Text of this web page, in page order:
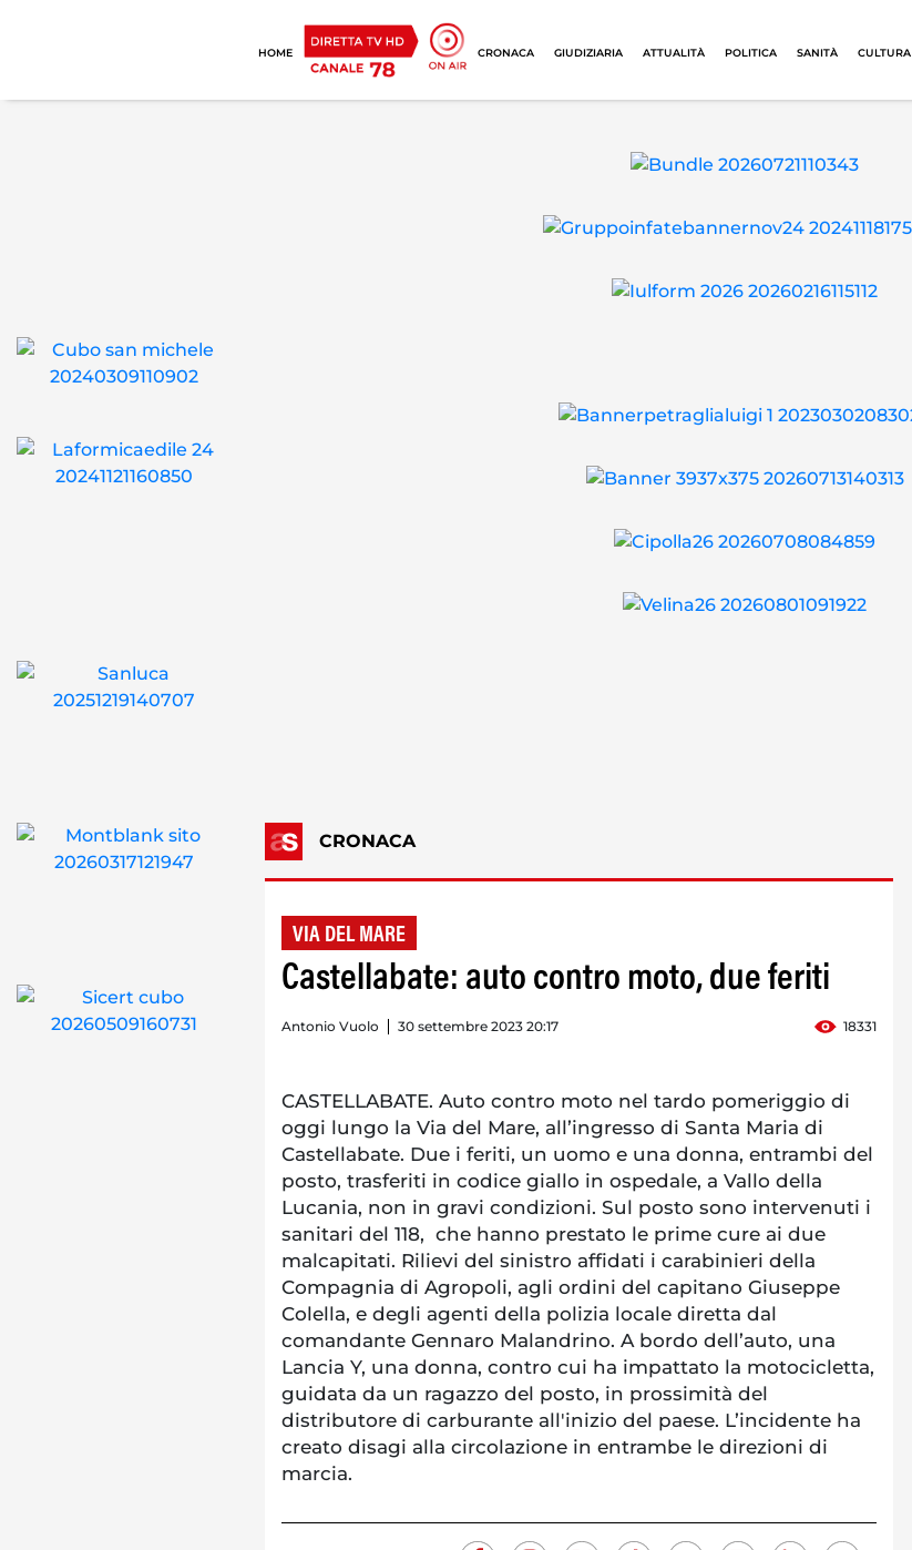
HOME CRONACA GIUDIZIARIA ATTUALITÀ POLITICA SANITÀ CULTURA
CRONACA
VIA DEL MARE
Castellabate: auto contro moto, due feriti
Antonio Vuolo 30 settembre 2023 20:17 18331
CASTELLABATE. Auto contro moto nel tardo pomeriggio di
oggi lungo la Via del Mare, all’ingresso di Santa Maria di
Castellabate. Due i feriti, un uomo e una donna, entrambi del
posto, trasferiti in codice giallo in ospedale, a Vallo della
Lucania, non in gravi condizioni. Sul posto sono intervenuti i
sanitari del 118, che hanno prestato le prime cure ai due
malcapitati. Rilievi del sinistro affidati i carabinieri della
Compagnia di Agropoli, agli ordini del capitano Giuseppe
Colella, e degli agenti della polizia locale diretta dal
comandante Gennaro Malandrino. A bordo dell’auto, una
Lancia Y, una donna, contro cui ha impattato la motocicletta,
guidata da un ragazzo del posto, in prossimità del
distributore di carburante all'inizio del paese. L’incidente ha
creato disagi alla circolazione in entrambe le direzioni di
marcia.